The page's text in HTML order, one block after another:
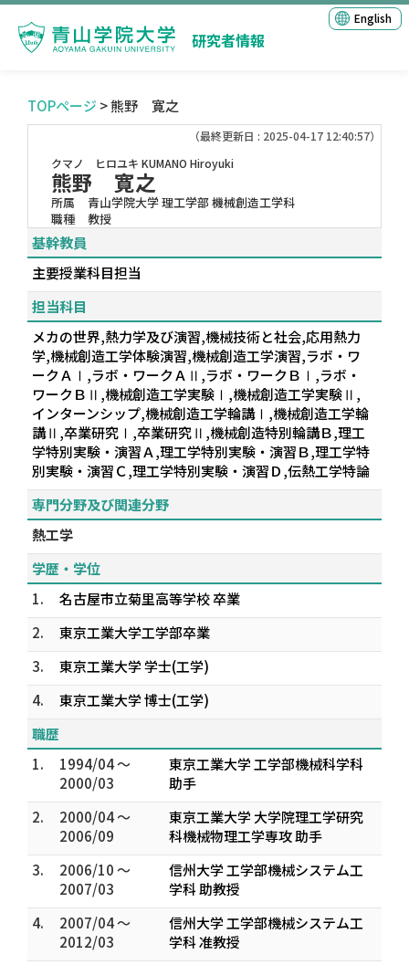
研究者情報
English
TOPページ > 熊野 寛之
（最終更新日 : 2025-04-17 12:40:57）
クマノ ヒロユキ KUMANO Hiroyuki
熊野 寛之
所属
青山学院大学 理工学部 機械創造工学科
職種
教授
基幹教員
主要授業科目担当
担当科目
メカの世界,熱力学及び演習,機械技術と社会,応用熱力
学,機械創造工学体験演習,機械創造工学演習,ラボ・ワ
ークＡⅠ,ラボ・ワークＡⅡ,ラボ・ワークＢⅠ,ラボ・
ワークＢⅡ,機械創造工学実験Ⅰ,機械創造工学実験Ⅱ,
インターンシップ,機械創造工学輪講Ⅰ,機械創造工学輪
講Ⅱ,卒業研究Ⅰ,卒業研究Ⅱ,機械創造特別輪講Ｂ,理工
学特別実験・演習Ａ,理工学特別実験・演習Ｂ,理工学特
別実験・演習Ｃ,理工学特別実験・演習Ｄ,伝熱工学特論
専門分野及び関連分野
熱工学
学歴・学位
1.
名古屋市立菊里高等学校 卒業
2.
東京工業大学工学部卒業
3.
東京工業大学 学士(工学)
4.
東京工業大学 博士(工学)
職歴
1.
1994/04 ～
2000/03
東京工業大学 工学部機械科学科
助手
2.
2000/04 ～
2006/09
東京工業大学 大学院理工学研究
科機械物理工学専攻 助手
3.
2006/10 ～
2007/03
信州大学 工学部機械システム工
学科 助教授
4.
2007/04 ～
2012/03
信州大学 工学部機械システム工
学科 准教授